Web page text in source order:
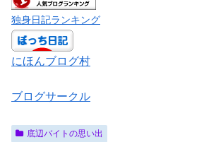
独身日記ランキング
にほんブログ村
ブログサークル
底辺バイトの思い出